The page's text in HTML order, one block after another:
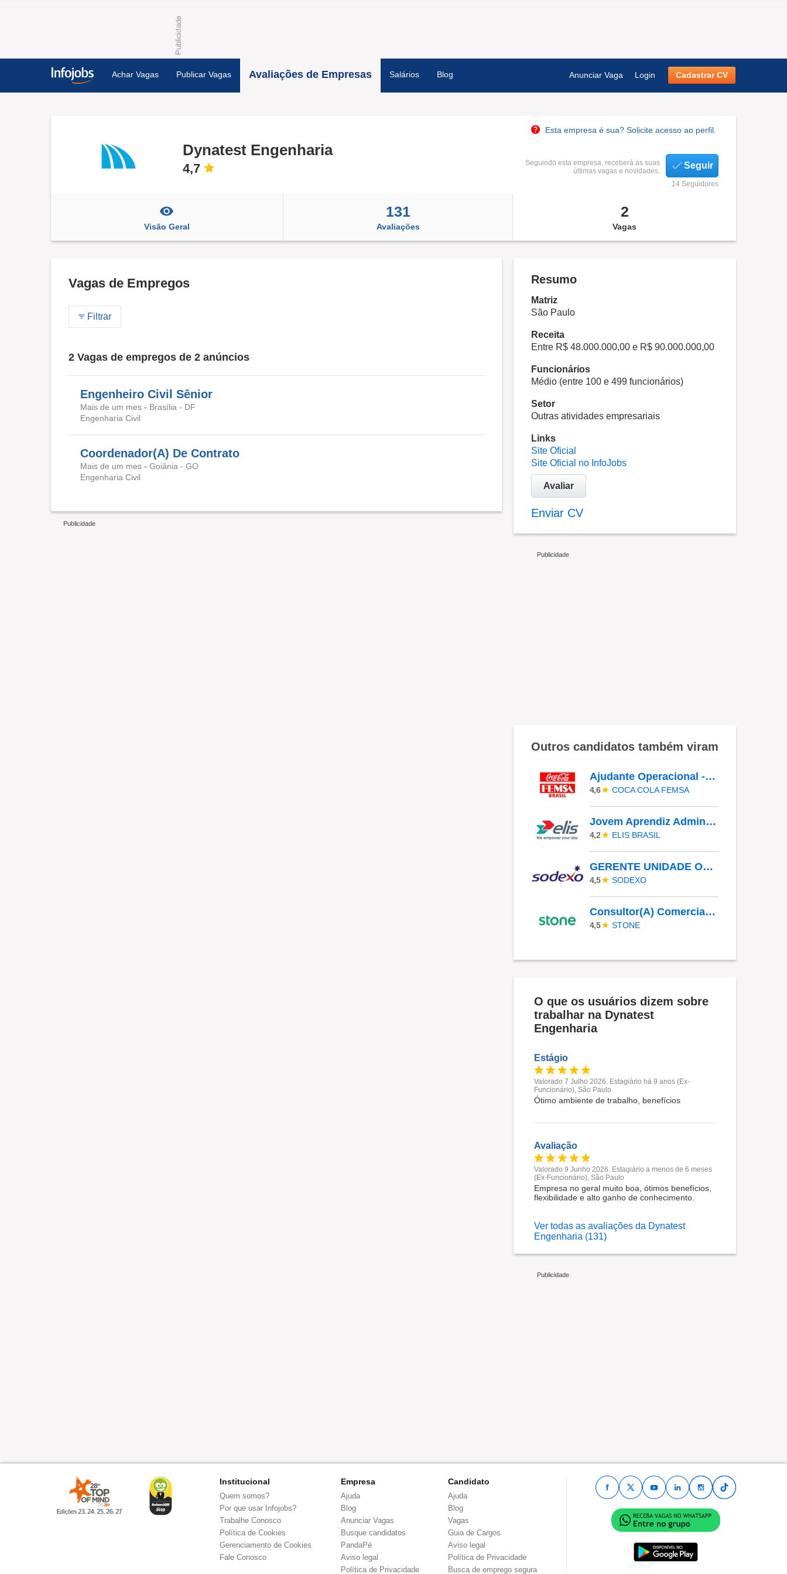
Achar Vagas Publicar Vagas Avaliações de Empresas Salários Blog Anunciar Vaga Login Cadastrar CV
Esta empresa é sua? Solicite acesso ao perfil.
Dynatest Engenharia
4,7
Seguindo esta empresa, receberá as suas
últimas vagas e novidades.
Seguir
14 Seguidores
Visão Geral
131
Avaliações
2
Vagas
Vagas de Empregos
Filtrar
2 Vagas de empregos de 2 anúncios
Engenheiro Civil Sênior
Mais de um mes - Brasília - DF
Engenharia Civil
Coordenador(A) De Contrato
Mais de um mes - Goiânia - GO
Engenharia Civil
Resumo
Matriz
São Paulo
Receita
Entre R$ 48.000.000,00 e R$ 90.000.000,00
Funcionários
Médio (entre 100 e 499 funcionários)
Setor
Outras atividades empresariais
Links
Site Oficial
Site Oficial no InfoJobs
Avaliar
Enviar CV
Outros candidatos também viram
Ajudante Operacional - CD ABC
4,6 COCA COLA FEMSA
Jovem Aprendiz Administrativo
4,2 ELIS BRASIL
GERENTE UNIDADE OPERACIONAL I - UAN
4,5 SODEXO
Consultor(A) Comercial Externo
4,5 STONE
O que os usuários dizem sobre
trabalhar na Dynatest
Engenharia
Estágio
Valorado 7 Julho 2026. Estagiário há 9 anos (Ex-
Funcionário), São Paulo
Ótimo ambiente de trabalho, benefícios
Avaliação
Valorado 9 Junho 2026. Estagiário a menos de 6 meses
(Ex-Funcionário), São Paulo
Empresa no geral muito boa, ótimos benefícios,
flexibilidade e alto ganho de conhecimento.
Ver todas as avaliações da Dynatest
Engenharia (131)
Institucional
Quem somos?
Por que usar Infojobs?
Trabalhe Conosco
Política de Cookies
Gerenciamento de Cookies
Fale Conosco
Empresa
Ajuda
Blog
Anunciar Vagas
Busque candidatos
PandaPé
Aviso legal
Política de Privacidade
Candidato
Ajuda
Blog
Vagas
Guia de Cargos
Aviso legal
Política de Privacidade
Busca de emprego segura